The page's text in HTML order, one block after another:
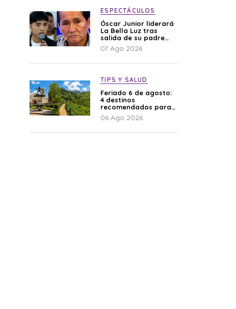
ESPECTÁCULOS
Óscar Junior liderará
La Bella Luz tras
salida de su padre
por polémica con
Naldy Saldaña
07 Ago 2026
TIPS Y SALUD
Feriado 6 de agosto:
4 destinos
recomendados para
disfrutar el descanso
06 Ago 2026